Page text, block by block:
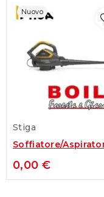
Nuovo
Stiga
Soffiatore/
0,00 €